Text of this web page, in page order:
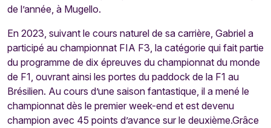
de l’année, à Mugello.
En 2023, suivant le cours naturel de sa carrière, Gabriel a
participé au championnat FIA F3, la catégorie qui fait partie
du programme de dix épreuves du championnat du monde
de F1, ouvrant ainsi les portes du paddock de la F1 au
Brésilien. Au cours d’une saison fantastique, il a mené le
championnat dès le premier week-end et est devenu
champion avec 45 points d’avance sur le deuxième.Grâce